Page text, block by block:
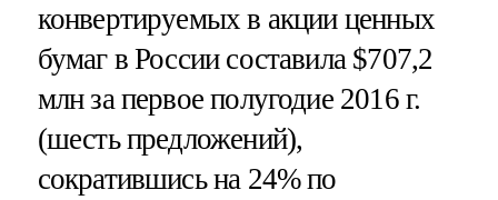
конвертируемых в акции ценных
бумаг в России составила $707,2
млн за первое полугодие 2016 г.
(шесть предложений),
сократившись на 24% по